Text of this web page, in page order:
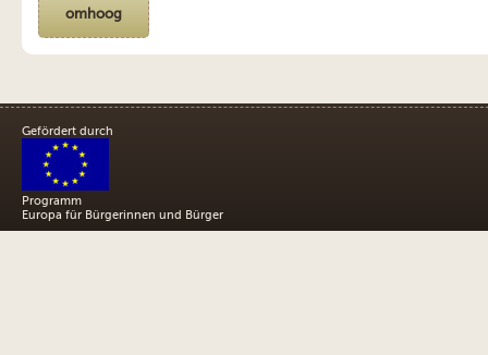
omhoog
Gefördert durch
Programm
Europa für Bürgerinnen und Bürger